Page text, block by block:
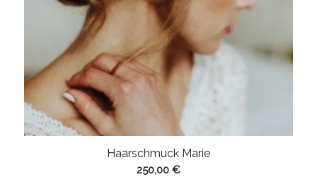
Haarschmuck Marie
250,00 €